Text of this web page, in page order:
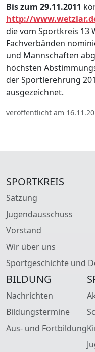
Bis zum 29.11.2011
http://
die vom Sportkreis 13
Fachverbänden
und Mannschaften
höchsten
der Sportlerehrung
ausgezeichnet.
veröffentlicht am
SPORTKREIS
Satzung
Jugendausschuss
Vorstand
Wir über uns
Sportgeschichte und
BILDUNG
Nachrichten
Bildungstermine
Aus- und Fortbildung